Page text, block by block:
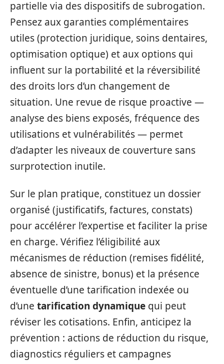
partielle via des dispositifs de subrogation.
Pensez aux garanties complémentaires
utiles (protection juridique, soins dentaires,
optimisation optique) et aux options qui
influent sur la portabilité et la réversibilité
des droits lors d’un changement de
situation. Une revue de risque proactive —
analyse des biens exposés, fréquence des
utilisations et vulnérabilités — permet
d’adapter les niveaux de couverture sans
surprotection inutile.
Sur le plan pratique, constituez un dossier
organisé (justificatifs, factures, constats)
pour accélérer l’expertise et faciliter la prise
en charge. Vérifiez l’éligibilité aux
mécanismes de réduction (remises fidélité,
absence de sinistre, bonus) et la présence
éventuelle d’une tarification indexée ou
d’une tarification dynamique qui peut
réviser les cotisations. Enfin, anticipez la
prévention : actions de réduction du risque,
diagnostics réguliers et campagnes